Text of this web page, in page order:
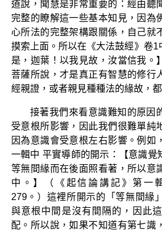
道說，聞慧是非常重要的：經由聽
完整的瞭解這一些基本知見，因為
心所法的完整架構跟關係，自己就
摸索上面。所以在《大法鼓經》卷1
是，迦葉！以我見故，汝當信我。
菩薩所說，才是真正有智慧的修行
經親證，或者親見種種法的緣故，
接著我們來看意識難知的原因
受意根所影響，因此我們很難單純
因為意識會受意根左右影響。例如
一輯中 平實導師的開示：【意識覺
等無間緣而在後面照看著，所以意
中。】（《起信論講記》第一
279。）這裡所開示的「等無間緣
與意根中間是沒有間隔的，因此
配。所以說，如果不知道有第七識